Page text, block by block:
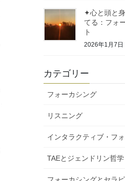
✦心と頭と
てる：フォ
ト
2026年1月7日
カテゴリー
フォーカシング
リスニング
インタラクティブ・フ
TAEとジェンドリン哲学